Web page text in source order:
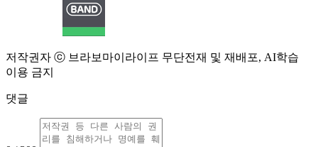
저작권자 ⓒ 브라보마이라이프 무단전재 및 재배포, AI학습
이용 금지
댓글